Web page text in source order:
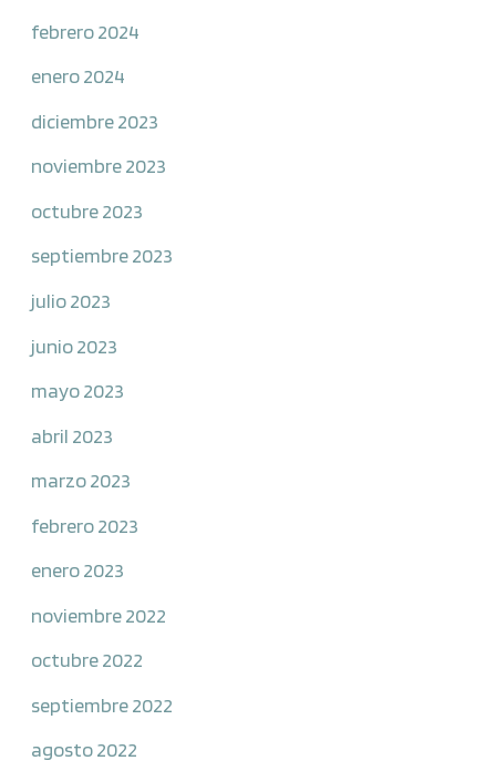
febrero 2024
enero 2024
diciembre 2023
noviembre 2023
octubre 2023
septiembre 2023
julio 2023
junio 2023
mayo 2023
abril 2023
marzo 2023
febrero 2023
enero 2023
noviembre 2022
octubre 2022
septiembre 2022
agosto 2022